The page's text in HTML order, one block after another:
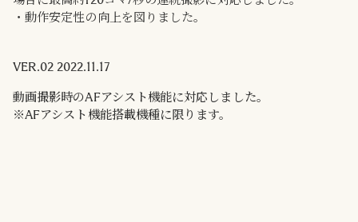
・動作安定性の向上を図りました。
VER.02 2022.11.17
動画撮影時のAFアシスト機能に対応しました。
※AFアシスト機能搭載機種に限ります。